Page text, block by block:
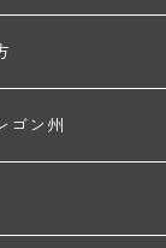
ラジェ・エシェゾー)
ロン)
レ)
ュリエナ)
デ)
区
ィ・フュメ)
メ)
ゴン州